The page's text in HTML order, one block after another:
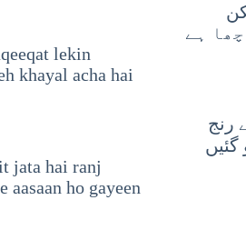
ہے
lekin
khayal acha hai
رنج
jata hai ranj
ho gayeen